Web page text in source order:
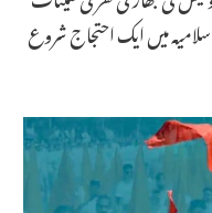
جامعہ ملیہ اسلامیہ میں ایک احتجاج شروع